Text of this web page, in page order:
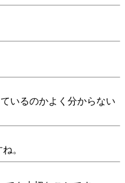
いるのかよく分からない
。